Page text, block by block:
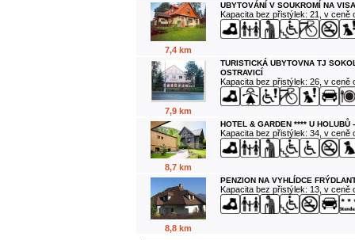
7,4 km
UBYTOVÁNÍ V SOUKROMÍ NA
Kapacita bez přistýlek: 21, v ceně
7,9 km
TURISTICKÁ UBYTOVNA TJ
OSTRAVICÍ
Kapacita bez přistýlek: 26, v ceně
8,7 km
HOTEL & GARDEN **** U HOLUBŮ
Kapacita bez přistýlek: 34, v ceně
8,8 km
PENZION NA VYHLÍDCE
Kapacita bez přistýlek: 13, v ceně